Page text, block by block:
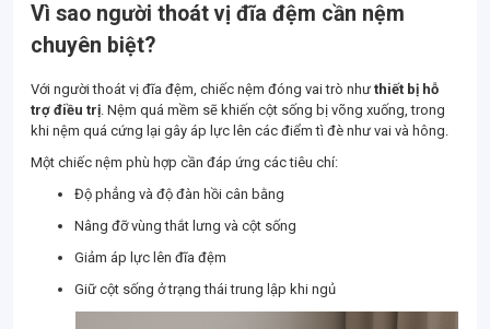
Vì sao người thoát vị đĩa đệm cần nệm
chuyên biệt?
Với người thoát vị đĩa đệm, chiếc nệm đóng vai trò như thiết bị hỗ
trợ điều trị. Nệm quá mềm sẽ khiến cột sống bị võng xuống, trong
khi nệm quá cứng lại gây áp lực lên các điểm tì đè như vai và hông.
Một chiếc nệm phù hợp cần đáp ứng các tiêu chí:
Độ phẳng và độ đàn hồi cân bằng
Nâng đỡ vùng thắt lưng và cột sống
Giảm áp lực lên đĩa đệm
Giữ cột sống ở trạng thái trung lập khi ngủ